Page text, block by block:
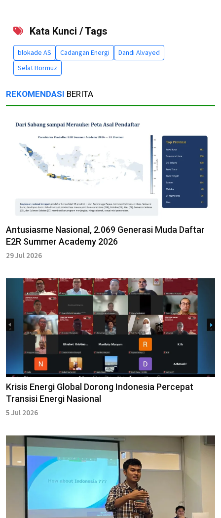
Kata Kunci / Tags
blokade AS Cadangan Energi
Dandi Alvayed
Selat Hormuz
REKOMENDASI BERITA
Antusiasme Nasional, 2.069 Generasi Muda Daftar
E2R Summer Academy 2026
29 Jul 2026
Krisis Energi Global Dorong Indonesia Percepat
Transisi Energi Nasional
5 Jul 2026